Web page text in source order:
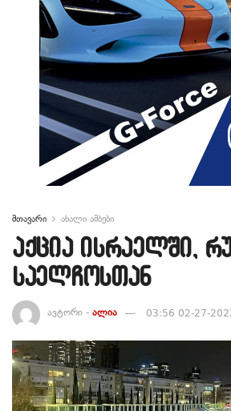
მთავარი ახალი ამბები
აქცია ისრაელში,
საელჩოსთან
ავტორი - ალია 03:56 02-27-